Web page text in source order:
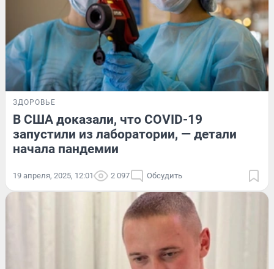
ЗДОРОВЬЕ
В США доказали, что COVID-19
запустили из лаборатории, — детали
начала пандемии
19 апреля, 2025, 12:01 2 097 Обсудить